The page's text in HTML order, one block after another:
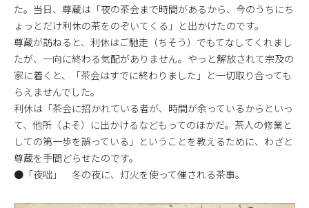
た。当日、尊蔵は「夜の茶会まで時間があるから、今のうちにち
ょっとだけ利休の茶をのぞいてくる」と出かけたのです。
尊蔵が訪ねると、利休はご馳走（ちそう）でもてなしてくれまし
たが、一向に終わる気配がありません。やっと解放されて宗及の
家に着くと、「茶会はすでに終わりました」と一切取り合っても
らえませんでした。
利休は「茶会に招かれている者が、時間が余っているからといっ
て、他所（よそ）に出かけるなどもってのほかだ。茶人の修業と
しての第一歩を誤っている」ということを教えるために、わざと
尊蔵を手間どらせたのです。
●「夜咄」 冬の夜に、灯火を使って催される茶事。